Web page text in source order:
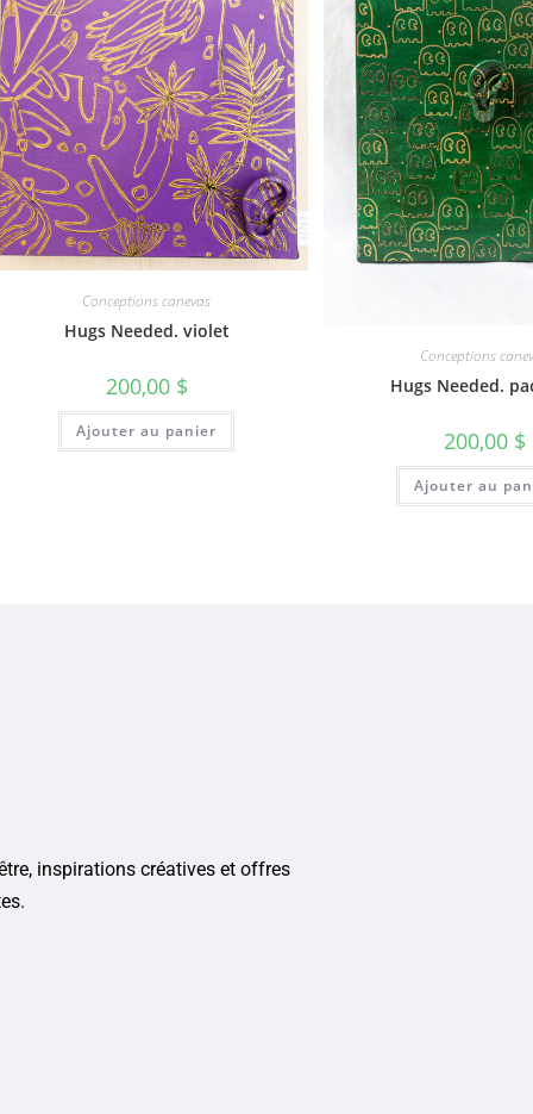
Conceptions canevas
Hugs Needed. violet
200,00 $
Ajouter au panier
Conceptions
Hugs Needed.
200,00 $
Ajouter au
inspirations créatives et offres